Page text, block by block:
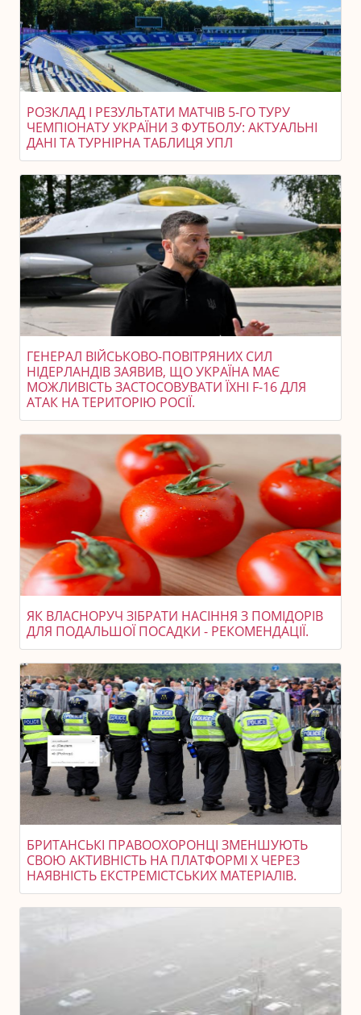
РОЗКЛАД І РЕЗУЛЬТАТИ МАТЧІВ 5-ГО ТУРУ
ЧЕМПІОНАТУ УКРАЇНИ З ФУТБОЛУ: АКТУАЛЬНІ
ДАНІ ТА ТУРНІРНА ТАБЛИЦЯ УПЛ
ГЕНЕРАЛ ВІЙСЬКОВО-ПОВІТРЯНИХ СИЛ
НІДЕРЛАНДІВ ЗАЯВИВ, ЩО УКРАЇНА МАЄ
МОЖЛИВІСТЬ ЗАСТОСОВУВАТИ ЇХНІ F-16 ДЛЯ
АТАК НА ТЕРИТОРІЮ РОСІЇ.
ЯК ВЛАСНОРУЧ ЗІБРАТИ НАСІННЯ З ПОМІДОРІВ
ДЛЯ ПОДАЛЬШОЇ ПОСАДКИ - РЕКОМЕНДАЦІЇ.
БРИТАНСЬКІ ПРАВООХОРОНЦІ ЗМЕНШУЮТЬ
СВОЮ АКТИВНІСТЬ НА ПЛАТФОРМІ X ЧЕРЕЗ
НАЯВНІСТЬ ЕКСТРЕМІСТСЬКИХ МАТЕРІАЛІВ.